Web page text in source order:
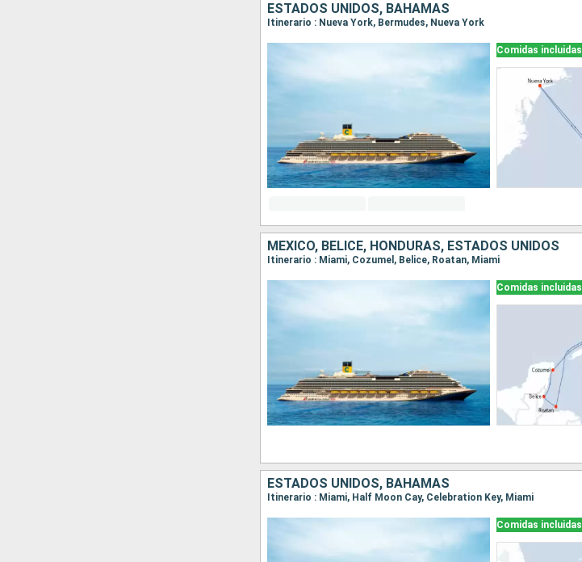
ESTADOS UNIDOS, BAHAMAS
Itinerario : Nueva York, Bermudes, Nueva York
Comidas incluidas
MÉXICO, BELICE, HONDURAS, ESTADOS UNIDOS
Itinerario : Miami, Cozumel, Belice, Roatan, Miami
Comidas incluidas
ESTADOS UNIDOS, BAHAMAS
Itinerario : Miami, Half Moon Cay, Celebration Key, Miami
Comidas incluidas